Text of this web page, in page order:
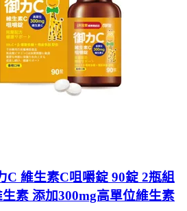
C 維生素C咀嚼錠 90錠 2瓶組
素 添加300mg高單位維生素